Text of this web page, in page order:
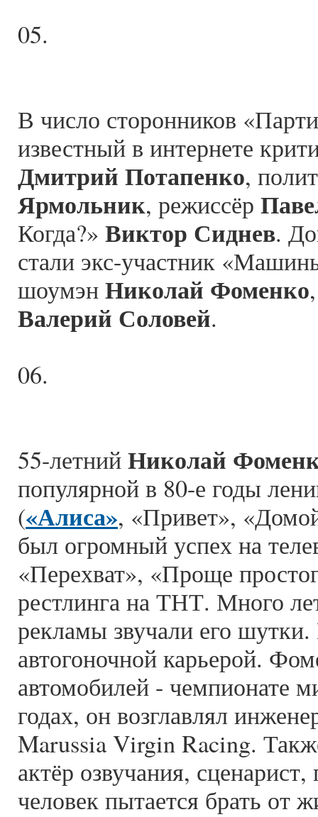
05.
В число сторонников
известный в интернете
Дмитрий Потапенко,
Ярмольник, режиссёр
Когда?» Виктор Сиднев.
стали экс-участник
шоумэнНиколай Фоменко
Валерий Соловей.
06.
55-летнийНиколай
популярной в 80-е годы
(«Алиса», «Привет»,
был огромный успех на
«Перехват», «Проще
рестлинга на ТНТ. Много
рекламы звучали его
автогоночной карьерой.
автомобилей - чемпионате
годах, он возглавлял
Marussia Virgin Racing.
актёр озвучания,
человек пытается брать от